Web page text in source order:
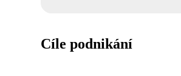
Cíle podnikání